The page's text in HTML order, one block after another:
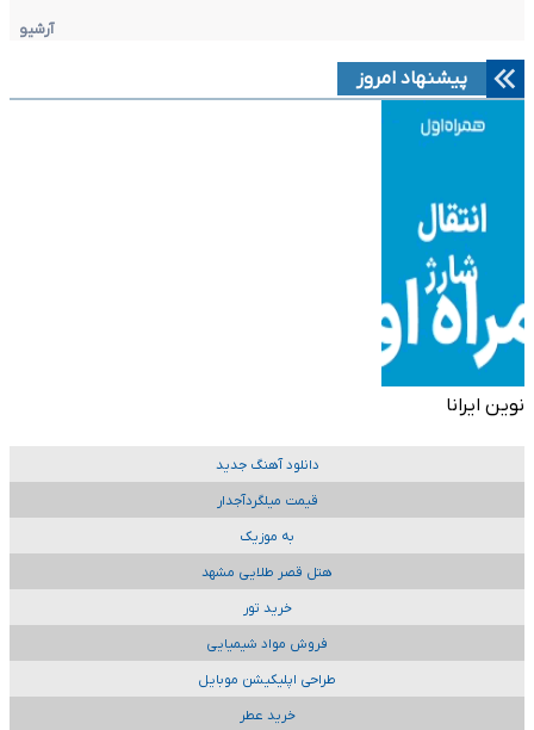
آرشیو
پیشنهاد امروز
نوین ایرانا
دانلود آهنگ جدید
قیمت میلگردآجدار
به موزیک
هتل قصر طلایی مشهد
خرید تور
فروش مواد شیمیایی
طراحی اپلیکیشن موبایل
خرید عطر